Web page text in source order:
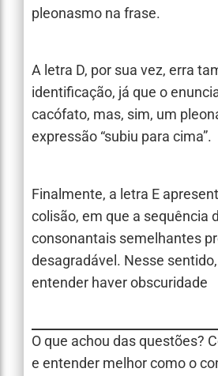
pleonasmo na frase.
A letra D, por sua vez, erra
identificação, já que o
cacófato, mas, sim, um
expressão “subiu para cima”.
Finalmente, a letra E
colisão, em que a sequência
consonantais semelhantes
desagradável. Nesse
entender haver obscuridade
O que achou das questões?
e entender melhor como o